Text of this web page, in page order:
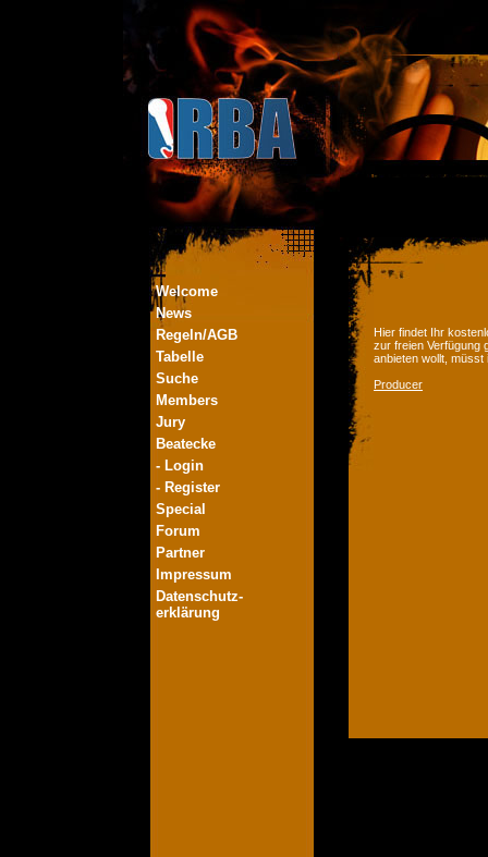
Welcome
News
Regeln/AGB
Tabelle
Suche
Members
Jury
Beatecke
- Login
- Register
Special
Forum
Partner
Impressum
Datenschutz-
erklärung
Hier findet Ihr
zur freien Verfügung
anbieten wollt,
Producer